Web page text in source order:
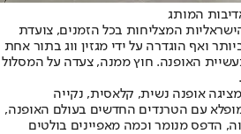
המותג
המצליחות בכל הזמנים, צועדת
ואף הוגדרה על ידי מגזין ווג בתור אחת
בתעשיית האופנה. חוץ ממנה, צעדה על המסלול
אופנה נשית, קלאסית, נקייה
עם הטרנדים החדשים בעולם האופנה,
הדפס מנומר וכמה מאפיינים בולטים